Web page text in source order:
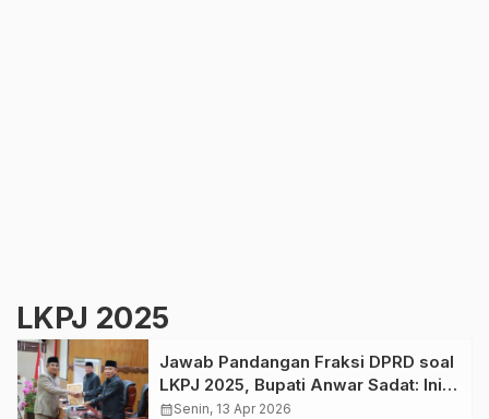
LKPJ 2025
Jawab Pandangan Fraksi DPRD soal
LKPJ 2025, Bupati Anwar Sadat: Ini
Bahan Evaluasi
calendar_monthSenin, 13 Apr 2026